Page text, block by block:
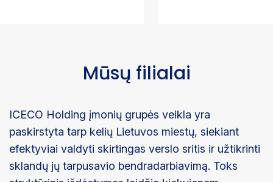
Mūsų filialai
ICECO Holding įmonių grupės veikla yra
paskirstyta tarp kelių Lietuvos miestų, siekiant
efektyviai valdyti skirtingas verslo sritis ir užtikrinti
sklandų jų tarpusavio bendradarbiavimą. Toks